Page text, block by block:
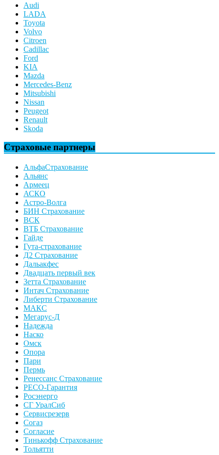
Audi
LADA
Toyota
Volvo
Citroen
Cadillac
Ford
KIA
Mazda
Mercedes-Benz
Mitsubishi
Nissan
Peugeot
Renault
Skoda
Страховые партнеры
АльфаСтрахование
Альянс
Армеец
АСКО
Астро-Волга
БИН Страхование
ВСК
ВТБ Страхование
Гайде
Гута-страхование
Д2 Страхование
Дальакфес
Двадцать первый век
Зетта Страхование
Интач Страхование
Либерти Страхование
МАКС
Мегарус-Д
Надежда
Наско
Омск
Опора
Пари
Пермь
Ренессанс Страхование
РЕСО-Гарантия
Росэнерго
СГ УралСиб
Сервисрезерв
Согаз
Согласие
Тинькофф Страхование
Тольятти